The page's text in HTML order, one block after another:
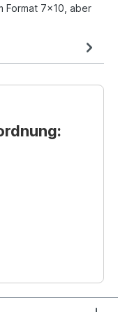
Format 7x10, aber